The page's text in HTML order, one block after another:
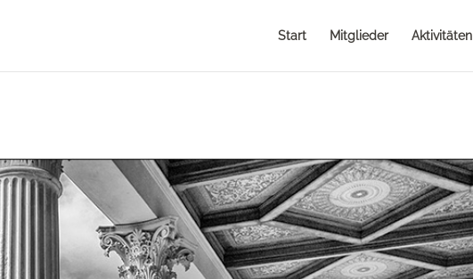
Start Mitglieder Aktivitäten